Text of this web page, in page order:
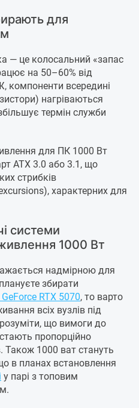
для
— це колосальний «запас
на 50–60% від
компоненти всередині
нагріваються
термін служби
для ПК 1000 Вт
ATX 3.0 або 3.1, що
стрибків
характерних для
системи
1000 Вт
надмірною для
збирати
RTX 5070, то варто
всіх вузлів під
що вимоги до
пропорційно
Також 1000 ват стануть
в планах встановлення
у парі з топовим